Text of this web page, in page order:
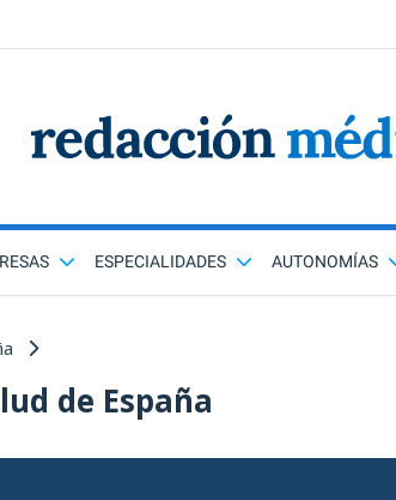
ESPECIALIDADES AUTONOMÍAS
de España